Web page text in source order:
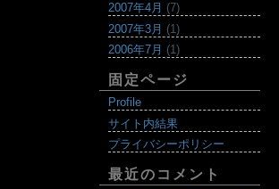
2007年4月 (7)
2007年3月 (1)
2006年7月 (1)
固定ページ
Profile
サイト内結果
プライバシーポリシー
最近のコメント